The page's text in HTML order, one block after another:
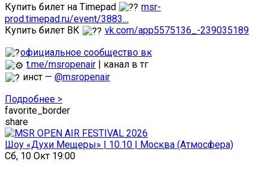
Купить билет на Timepad
msr-
prod.timepad.ru/event/3883…
Купить билет ВК
vk.com/app5575136_-239035189
официальное сообщество вк
t.me/msropenair | канал в тг
инст —@msropenair
Подробнее >
favorite_border
share
Шоу «Духи Мещеры» | 10.10 | Москва (Атмосфера)
Сб, 10 Окт 19:00